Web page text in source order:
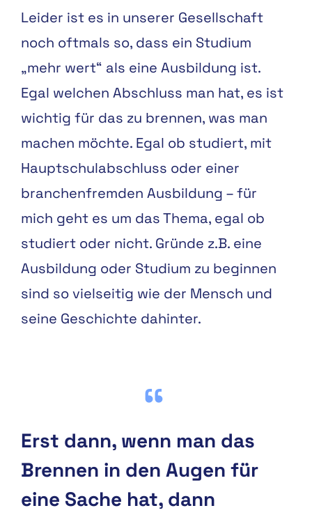
Leider ist es in unserer Gesellschaft
noch oftmals so, dass ein Studium
„mehr wert“ als eine Ausbildung ist.
Egal welchen Abschluss man hat, es ist
wichtig für das zu brennen, was man
machen möchte. Egal ob studiert, mit
Hauptschulabschluss oder einer
branchenfremden Ausbildung – für
mich geht es um das Thema, egal ob
studiert oder nicht. Gründe z.B. eine
Ausbildung oder Studium zu beginnen
sind so vielseitig wie der Mensch und
seine Geschichte dahinter.
Erst dann, wenn man das
Brennen in den Augen für
eine Sache hat, dann